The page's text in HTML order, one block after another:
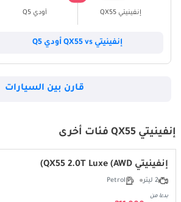
إنفينيتي QX55 أودي Q5
إنفينيتي QX55 vs أودي Q5
قارن بين السيارات
إنفينيتي QX55 فئات أخرى
إنفينيتي QX55 2.0T Luxe (AWD)
2 ليتر Petrol
بدءا من